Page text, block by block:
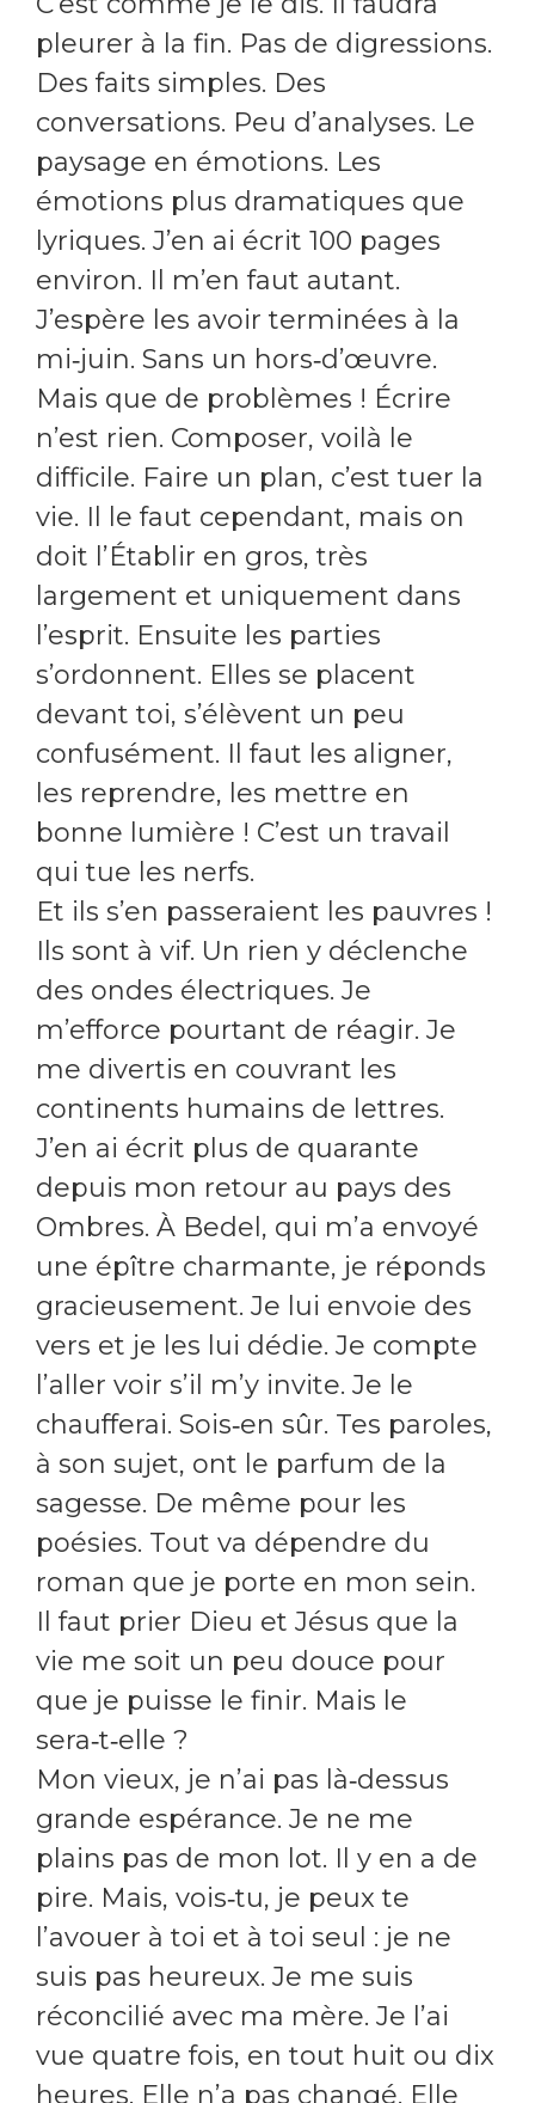
pleurer à la fin. Pas de digressions.
Des faits simples. Des
conversations. Peu d’analyses. Le
paysage en émotions. Les
émotions plus dramatiques que
lyriques. J’en ai écrit 100 pages
environ. Il m’en faut autant.
J’espère les avoir terminées à la
mi‑juin. Sans un hors‑d’œuvre.
Mais que de problèmes ! Écrire
n’est rien. Composer, voilà le
difficile. Faire un plan, c’est tuer la
vie. Il le faut cependant, mais on
doit l’Établir en gros, très
largement et uniquement dans
l’esprit. Ensuite les parties
s’ordonnent. Elles se placent
devant toi, s’élèvent un peu
confusément. Il faut les aligner,
les reprendre, les mettre en
bonne lumière ! C’est un travail
qui tue les nerfs.
Et ils s’en passeraient les pauvres !
Ils sont à vif. Un rien y déclenche
des ondes électriques. Je
m’efforce pourtant de réagir. Je
me divertis en couvrant les
continents humains de lettres.
J’en ai écrit plus de quarante
depuis mon retour au pays des
Ombres. À Bedel, qui m’a envoyé
une épître charmante, je réponds
gracieusement. Je lui envoie des
vers et je les lui dédie. Je compte
l’aller voir s’il m’y invite. Je le
chaufferai. Sois‑en sûr. Tes paroles,
à son sujet, ont le parfum de la
sagesse. De même pour les
poésies. Tout va dépendre du
roman que je porte en mon sein.
Il faut prier Dieu et Jésus que la
vie me soit un peu douce pour
que je puisse le finir. Mais le
sera‑t‑elle ?
Mon vieux, je n’ai pas là‑dessus
grande espérance. Je ne me
plains pas de mon lot. Il y en a de
pire. Mais, vois‑tu, je peux te
l’avouer à toi et à toi seul : je ne
suis pas heureux. Je me suis
réconcilié avec ma mère. Je l’ai
vue quatre fois, en tout huit ou dix
heures. Elle n’a pas changé. Elle